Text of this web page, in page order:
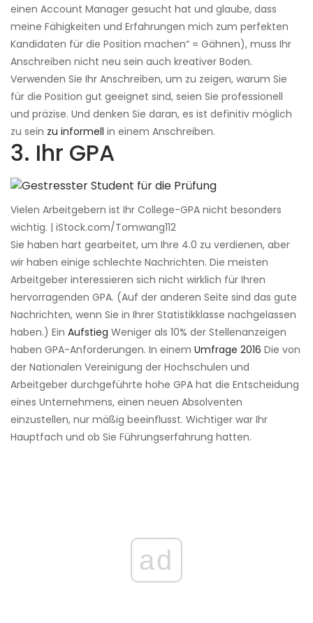
einen Account Manager gesucht hat und glaube, dass
meine Fähigkeiten und Erfahrungen mich zum perfekten
Kandidaten für die Position machen“ = Gähnen), muss Ihr
Anschreiben nicht neu sein auch kreativer Boden.
Verwenden Sie Ihr Anschreiben, um zu zeigen, warum Sie
für die Position gut geeignet sind, seien Sie professionell
und präzise. Und denken Sie daran, es ist definitiv möglich
zu sein zu informell in einem Anschreiben.
3. Ihr GPA
Vielen Arbeitgebern ist Ihr College-GPA nicht besonders
wichtig. | iStock.com/Tomwang112
Sie haben hart gearbeitet, um Ihre 4.0 zu verdienen, aber
wir haben einige schlechte Nachrichten. Die meisten
Arbeitgeber interessieren sich nicht wirklich für Ihren
hervorragenden GPA. (Auf der anderen Seite sind das gute
Nachrichten, wenn Sie in Ihrer Statistikklasse nachgelassen
haben.) Ein Aufstieg Weniger als 10% der Stellenanzeigen
haben GPA-Anforderungen. In einem Umfrage 2016 Die von
der Nationalen Vereinigung der Hochschulen und
Arbeitgeber durchgeführte hohe GPA hat die Entscheidung
eines Unternehmens, einen neuen Absolventen
einzustellen, nur mäßig beeinflusst. Wichtiger war Ihr
Hauptfach und ob Sie Führungserfahrung hatten.
ad